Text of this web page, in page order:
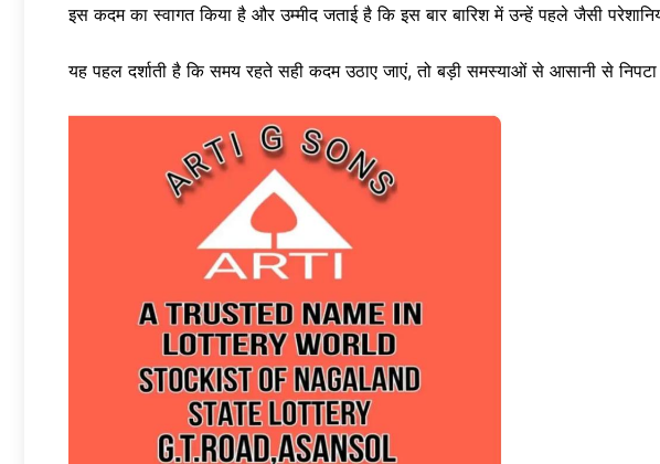
इस कदम का स्वागत किया है और उम्मीद जताई है कि इस बार बारिश में उन्हें पहले जैसी
यह पहल दर्शाती है कि समय रहते सही कदम उठाए जाएं, तो बड़ी समस्याओं से आसानी से